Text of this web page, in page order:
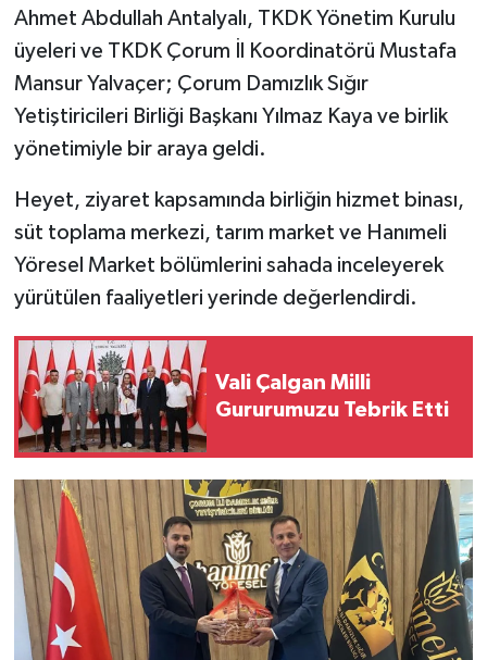
Ahmet Abdullah Antalyalı, TKDK Yönetim Kurulu
üyeleri ve TKDK Çorum İl Koordinatörü Mustafa
Mansur Yalvaçer; Çorum Damızlık Sığır
Yetiştiricileri Birliği Başkanı Yılmaz Kaya ve birlik
yönetimiyle bir araya geldi.
Heyet, ziyaret kapsamında birliğin hizmet binası,
süt toplama merkezi, tarım market ve Hanımeli
Yöresel Market bölümlerini sahada inceleyerek
yürütülen faaliyetleri yerinde değerlendirdi.
Vali Çalgan Milli
Gururumuzu Tebrik Etti